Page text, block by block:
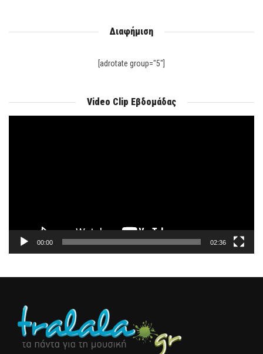
Διαφήμιση
[adrotate group="5"]
Video Clip Εβδομάδας
00:00 02:36